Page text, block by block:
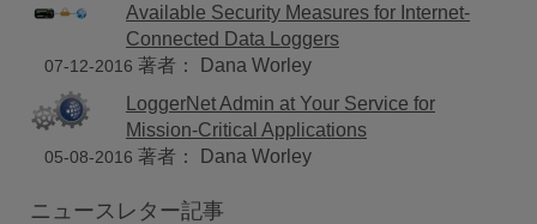
Available Security Measures for Internet-
Connected Data Loggers
07-12-2016 著者： Dana Worley
LoggerNet Admin at Your Service for
Mission-Critical Applications
05-08-2016 著者： Dana Worley
ニュースレター記事